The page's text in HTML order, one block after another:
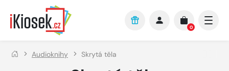
Přejít na hlavní obsah
0
Audioknihy Skrytá těla